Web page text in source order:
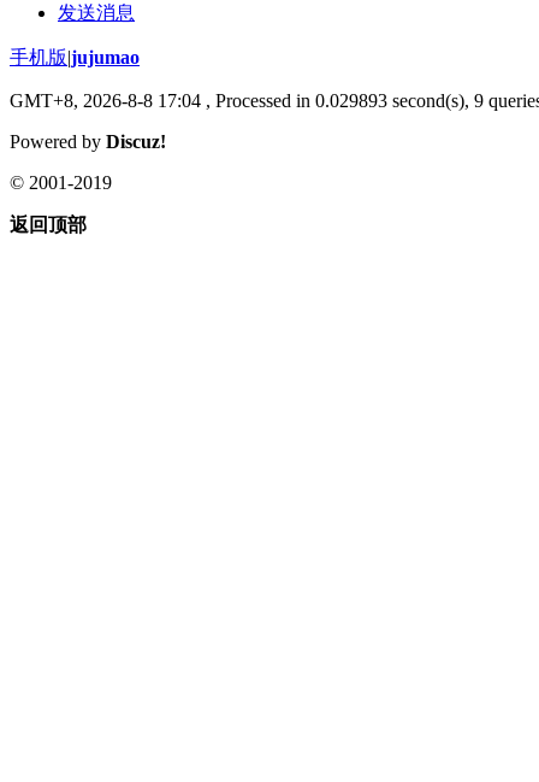
发送消息
手机版|jujumao
GMT+8, 2026-8-8 17:04 , Processed in 0.029893 second(s), 9
Powered by Discuz!
© 2001-2019
返回顶部